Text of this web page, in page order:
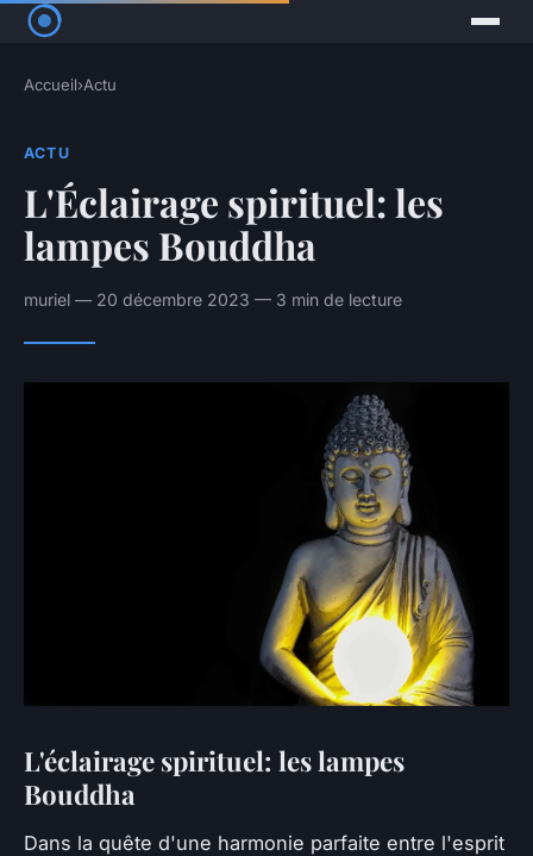
Accueil›Actu
ACTU
L'Éclairage spirituel: les
lampes Bouddha
muriel — 20 décembre 2023 — 3 min de lecture
L'éclairage spirituel: les lampes
Bouddha
Dans la quête d'une harmonie parfaite entre l'esprit